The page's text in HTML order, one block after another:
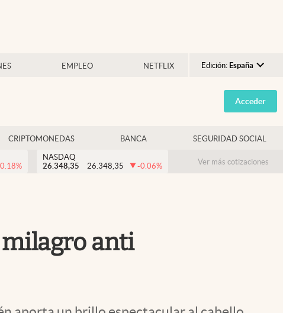
EMPLEO NETFLIX Edición: España
Argentina
España
USA
Colombia
Acceder
CRIPTOMONEDAS BANCA SEGURIDAD SOCIAL
%
NASDAQ
26.348,35
26.348,35 -0.06% Ver más cotizaciones
anti